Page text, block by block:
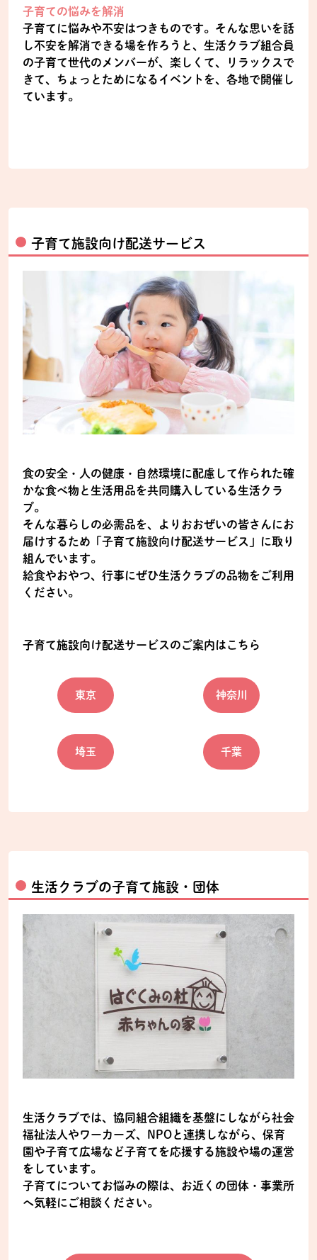
子育ての悩みを解消
子育てに悩みや不安はつきものです。そんな思いを話
し不安を解消できる場を作ろうと、生活クラブ組合員
の子育て世代のメンバーが、楽しくて、リラックスで
きて、ちょっとためになるイベントを、各地で開催し
ています。
子育て施設向け配送サービス
食の安全・人の健康・自然環境に配慮して作られた確
かな食べ物と生活用品を共同購入している生活クラ
ブ。
そんな暮らしの必需品を、よりおおぜいの皆さんにお
届けするため「子育て施設向け配送サービス」に取り
組んでいます。
給食やおやつ、行事にぜひ生活クラブの品物をご利用
ください。
子育て施設向け配送サービスのご案内はこちら
東京 神奈川
埼玉 千葉
生活クラブの子育て施設・団体
生活クラブでは、協同組合組織を基盤にしながら社会
福祉法人やワーカーズ、NPOと連携しながら、保育
園や子育て広場など子育てを応援する施設や場の運営
をしています。
子育てについてお悩みの際は、お近くの団体・事業所
へ気軽にご相談ください。